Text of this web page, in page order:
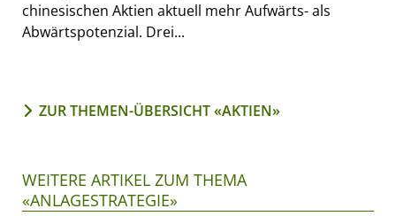
chinesischen Aktien aktuell mehr Aufwärts- als
Abwärtspotenzial. Drei...
ZUR THEMEN-ÜBERSICHT «AKTIEN»
WEITERE ARTIKEL ZUM THEMA
«ANLAGESTRATEGIE»